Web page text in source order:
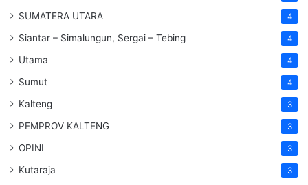
SUMATERA UTARA 4
Siantar – Simalungun, Sergai – Tebing 4
Utama 4
Sumut 4
Kalteng 3
PEMPROV KALTENG 3
OPINI 3
Kutaraja 3